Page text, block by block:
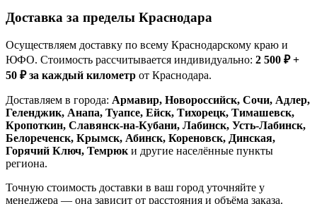
Доставка за пределы Краснодара
Осуществляем доставку по всему Краснодарскому краю и
ЮФО. Стоимость рассчитывается индивидуально: 2 500 ₽ +
50 ₽ за каждый километр от Краснодара.
Доставляем в города: Армавир, Новороссийск, Сочи, Адлер,
Геленджик, Анапа, Туапсе, Ейск, Тихорецк, Тимашевск,
Кропоткин, Славянск-на-Кубани, Лабинск, Усть-Лабинск,
Белореченск, Крымск, Абинск, Кореновск, Динская,
Горячий Ключ, Темрюк и другие населённые пункты
региона.
Точную стоимость доставки в ваш город уточняйте у
менеджера — она зависит от расстояния и объёма заказа.